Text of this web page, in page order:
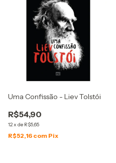
Uma Confissão - Liev Tolstói
R$54,90
12x de R$5,65
R$52,16 com Pix